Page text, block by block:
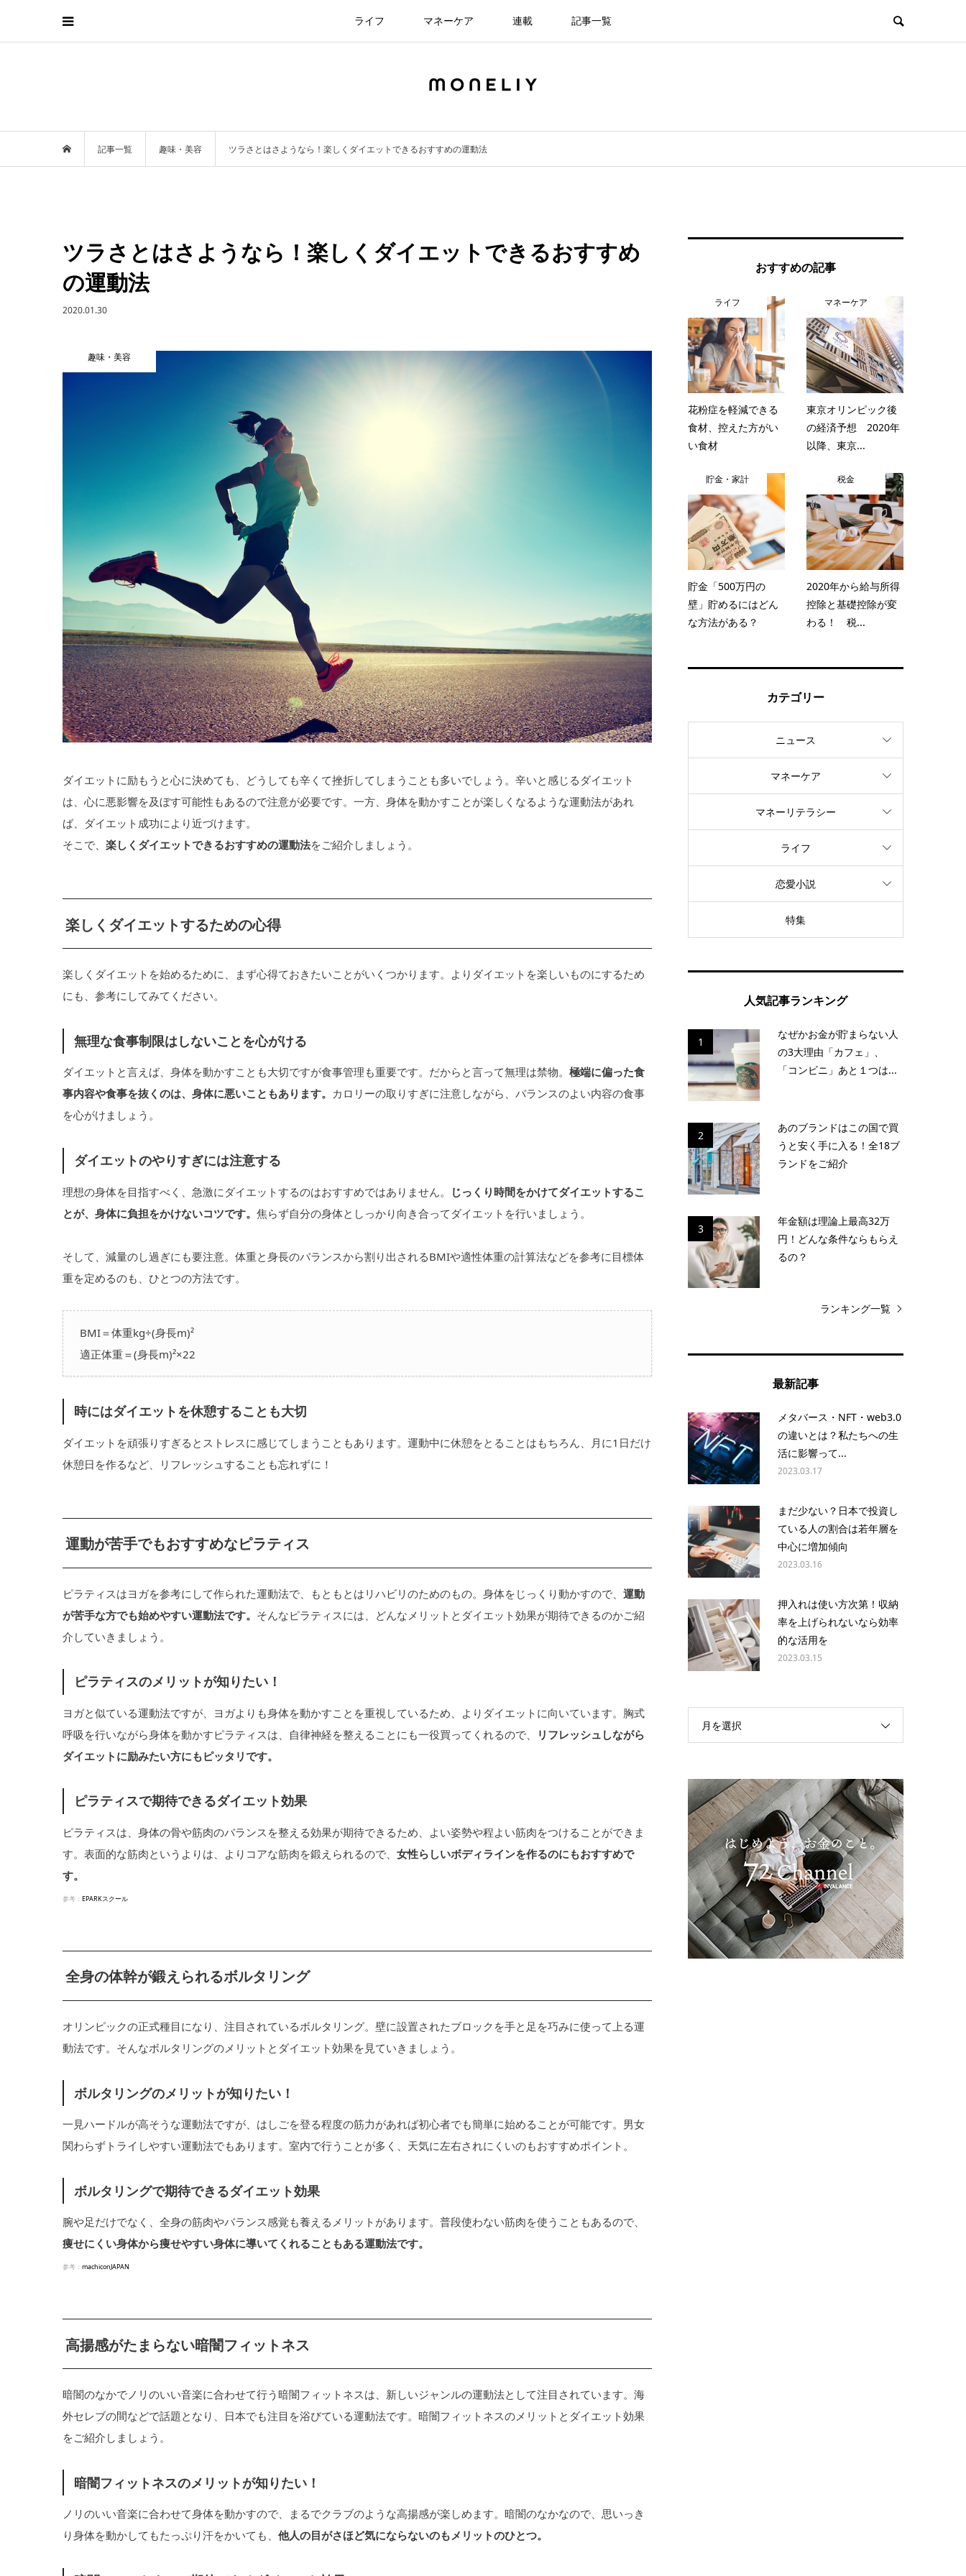
ライフ マネーケア 連載 記事一覧
記事一覧 趣味・美容 ツラさとはさようなら！楽しくダイエットできるおすすめの運動法
ツラさとはさようなら！楽しくダイエットできるおすすめ
の運動法
2020.01.30
趣味・美容
ダイエットに励もうと心に決めても、どうしても辛くて挫折してしまうことも多いでしょう。辛いと感じるダイエット
は、心に悪影響を及ぼす可能性もあるので注意が必要です。一方、身体を動かすことが楽しくなるような運動法があれ
ば、ダイエット成功により近づけます。
そこで、 楽しくダイエットできるおすすめの運動法をご紹介しましょう。
楽しくダイエットするための心得
楽しくダイエットを始めるために、まず心得ておきたいことがいくつかります。よりダイエットを楽しいものにするため
にも、参考にしてみてください。
無理な食事制限はしないことを心がける
ダイエットと言えば、身体を動かすことも大切ですが食事管理も重要です。だからと言って無理は禁物。 極端に偏った食
事内容や食事を抜くのは、身体に悪いこともあります。 カロリーの取りすぎに注意しながら、バランスのよい内容の食事
を心がけましょう。
ダイエットのやりすぎには注意する
理想の身体を目指すべく、急激にダイエットするのはおすすめではありません。
じっくり時間をかけてダイエットするこ
とが、身体に負担をかけないコツです。 焦らず自分の身体としっかり向き合ってダイエットを行いましょう。
そして、減量のし過ぎにも要注意。体重と身長のバランスから割り出されるBMIや適性体重の計算法などを参考に目標体
重を定めるのも、ひとつの方法です。
BMI＝体重kg÷(身長m)²
適正体重＝(身長m)²×22
時にはダイエットを休憩することも大切
ダイエットを頑張りすぎるとストレスに感じてしまうこともあります。運動中に休憩をとることはもちろん、月に1日だけ
休憩日を作るなど、リフレッシュすることも忘れずに！
運動が苦手でもおすすめなピラティス
ピラティスはヨガを参考にして作られた運動法で、もともとはリハビリのためのもの。身体をじっくり動かすので、 運動
が苦手な方でも始めやすい運動法です。 そんなピラティスには、どんなメリットとダイエット効果が期待できるのかご紹
介していきましょう。
ピラティスのメリットが知りたい！
ヨガと似ている運動法ですが、ヨガよりも身体を動かすことを重視しているため、よりダイエットに向いています。胸式
呼吸を行いながら身体を動かすピラティスは、自律神経を整えることにも一役買ってくれるので、
リフレッシュしながら
ダイエットに励みたい方にもピッタリです。
ピラティスで期待できるダイエット効果
ピラティスは、身体の骨や筋肉のバランスを整える効果が期待できるため、よい姿勢や程よい筋肉をつけることができま
す。表面的な筋肉というよりは、よりコアな筋肉を鍛えられるので、 女性らしいボディラインを作るのにもおすすめで
す。
参考： EPARKスクール
全身の体幹が鍛えられるボルタリング
オリンピックの正式種目になり、注目されているボルタリング。壁に設置されたブロックを手と足を巧みに使って上る運
動法です。そんなボルタリングのメリットとダイエット効果を見ていきましょう。
ボルタリングのメリットが知りたい！
一見ハードルが高そうな運動法ですが、はしごを登る程度の筋力があれば初心者でも簡単に始めることが可能です。男女
関わらずトライしやすい運動法でもあります。室内で行うことが多く、天気に左右されにくいのもおすすめポイント。
ボルタリングで期待できるダイエット効果
腕や足だけでなく、全身の筋肉やバランス感覚も養えるメリットがあります。普段使わない筋肉を使うこともあるので、
痩せにくい身体から痩せやすい身体に導いてくれることもある運動法です。
参考： machiconJAPAN
高揚感がたまらない暗闇フィットネス
暗闇のなかでノリのいい音楽に合わせて行う暗闇フィットネスは、新しいジャンルの運動法として注目されています。海
外セレブの間などで話題となり、日本でも注目を浴びている運動法です。暗闇フィットネスのメリットとダイエット効果
をご紹介しましょう。
暗闇フィットネスのメリットが知りたい！
ノリのいい音楽に合わせて身体を動かすので、まるでクラブのような高揚感が楽しめます。暗闇のなかなので、思いっき
り身体を動かしてもたっぷり汗をかいても、 他人の目がさほど気にならないのもメリットのひとつ。
おすすめの記事
ライフ
花粉症を軽減できる
食材、控えた方がい
い食材
マネーケア
東京オリンピック後
の経済予想 2020年
以降、東京...
貯金・家計
貯金「500万円の
壁」貯めるにはどん
な方法がある？
税金
2020年から給与所得
控除と基礎控除が変
わる！ 税...
カテゴリー
ニュース
マネーケア
マネーリテラシー
ライフ
恋愛小説
特集
人気記事ランキング
1
なぜかお金が貯まらない人
の3大理由「カフェ」、
「コンビニ」あと１つは...
2
あのブランドはこの国で買
うと安く手に入る！全18ブ
ランドをご紹介
3
年金額は理論上最高32万
円！どんな条件ならもらえ
るの？
ランキング一覧
最新記事
メタバース・NFT・web3.0
の違いとは？私たちへの生
活に影響って...
2023.03.17
まだ少ない？日本で投資し
ている人の割合は若年層を
中心に増加傾向
2023.03.16
押入れは使い方次第！収納
率を上げられないなら効率
的な活用を
2023.03.15
月を選択